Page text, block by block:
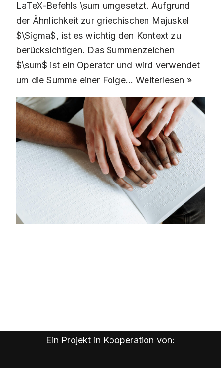
LaTeX-Befehls \sum umgesetzt. Aufgrund
der Ähnlichkeit zur griechischen Majuskel
$\Sigma$, ist es wichtig den Kontext zu
berücksichtigen. Das Summenzeichen
$\sum$ ist ein Operator und wird verwendet
um die Summe einer Folge…Weiterlesen »
Ein Projekt in Kooperation von: